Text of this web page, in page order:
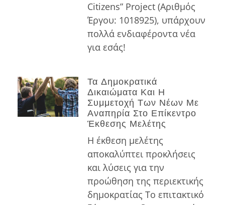
Citizens” Project (Αριθμός
Έργου: 1018925), υπάρχουν
πολλά ενδιαφέροντα νέα
για εσάς!
Τα Δημοκρατικά
Δικαιώματα Και Η
Συμμετοχή Των Νέων Με
Αναπηρία Στο Επίκεντρο
Έκθεσης Μελέτης
Η έκθεση μελέτης
αποκαλύπτει προκλήσεις
και λύσεις για την
προώθηση της περιεκτικής
δημοκρατίας Το επιτακτικό